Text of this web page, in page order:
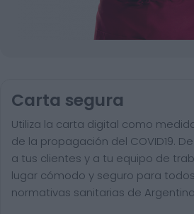
Carta segura
Utiliza la carta digital como
de la propagación del COVID19.
a tus clientes y a tu equipo de
lugar cómodo y seguro para
normativas sanitarias de